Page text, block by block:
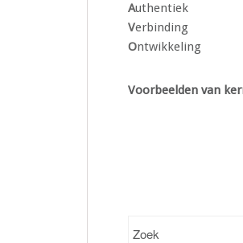
Authentiek
Verbinding
Ontwikkeling
Voorbeelden van